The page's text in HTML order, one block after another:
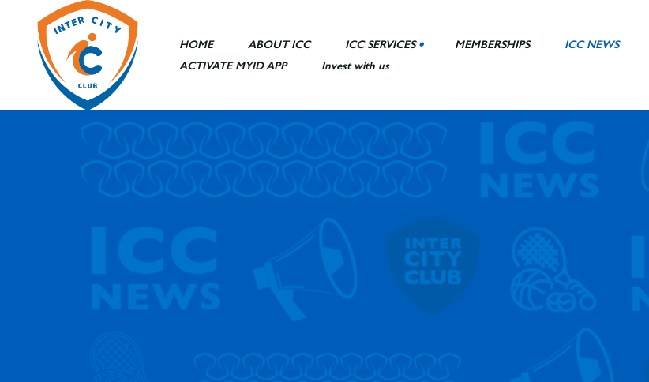
HOME ABOUT ICC ICC SERVICES
Sports Area
Ceremony Hall
Other Facilities
MEMBERSHIPS ICC NEWS
ACTIVATE MYID APP
Invest with us